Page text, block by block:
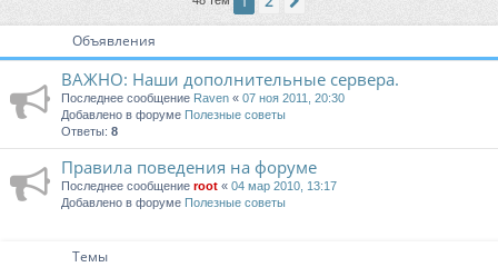
Объявления
ВАЖНО: Наши дополнительные сервера.
Последнее сообщение Raven « 07 ноя 2011, 20:30
Добавлено в форуме Полезные советы
Ответы: 8
Правила поведения на форуме
Последнее сообщение root « 04 мар 2010, 13:17
Добавлено в форуме Полезные советы
Темы